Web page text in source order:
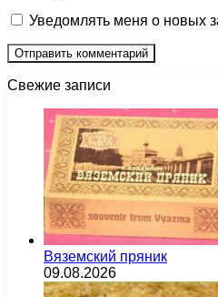
Уведомлять меня о новых
Свежие записи
Вяземский пряник
09.08.2026